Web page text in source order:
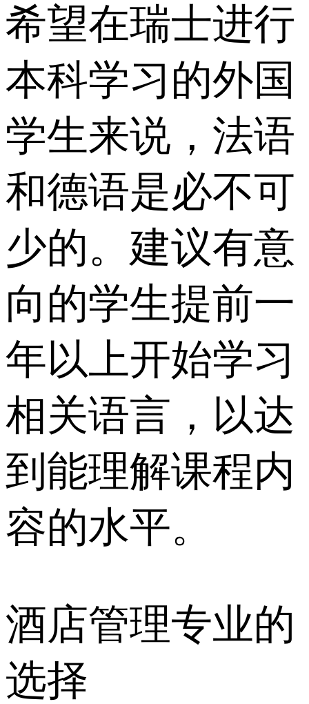
希望在瑞士进行
本科学习的外国
学生来说，法语
和德语是必不可
少的。建议有意
向的学生提前一
年以上开始学习
相关语言，以达
到能理解课程内
容的水平。
酒店管理专业的
选择